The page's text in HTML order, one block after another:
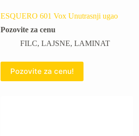
ESQUERO 601 Vox Unutrasnji ugao
Pozovite za cenu
FILC, LAJSNE, LAMINAT
Pozovite za cenu!